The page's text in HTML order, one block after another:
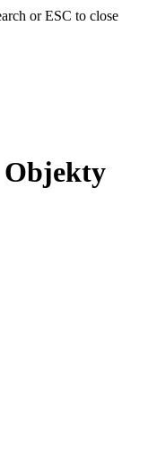
or ESC to close
Objekty